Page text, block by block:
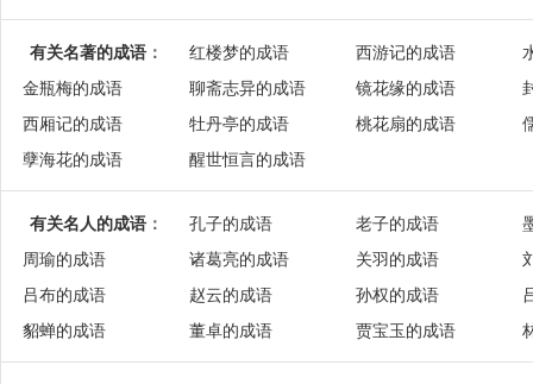
有关名著的成语 ： 红楼梦的成语 西游记的成语
金瓶梅的成语
聊斋志异的成语 镜花缘的成语
西厢记的成语
牡丹亭的成语 桃花扇的成语
孽海花的成语
醒世恒言的成语
有关名人的成语 ： 孔子的成语 老子的成语
周瑜的成语
诸葛亮的成语 关羽的成语
吕布的成语
赵云的成语 孙权的成语
貂蝉的成语
董卓的成语 贾宝玉的成语